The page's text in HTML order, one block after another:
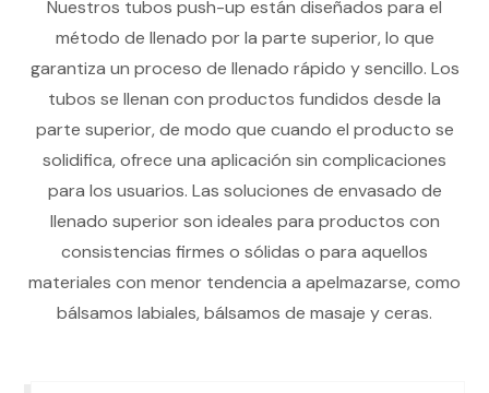
Nuestros tubos push-up están diseñados para el
método de llenado por la parte superior, lo que
garantiza un proceso de llenado rápido y sencillo. Los
tubos se llenan con productos fundidos desde la
parte superior, de modo que cuando el producto se
solidifica, ofrece una aplicación sin complicaciones
para los usuarios. Las soluciones de envasado de
llenado superior son ideales para productos con
consistencias firmes o sólidas o para aquellos
materiales con menor tendencia a apelmazarse, como
bálsamos labiales, bálsamos de masaje y ceras.